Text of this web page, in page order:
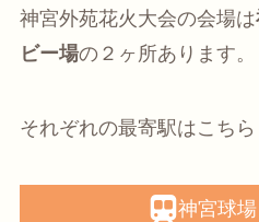
神宮外苑花火大会の会場は
ビー場の２ヶ所あります。
それぞれの最寄駅はこちら
神宮球